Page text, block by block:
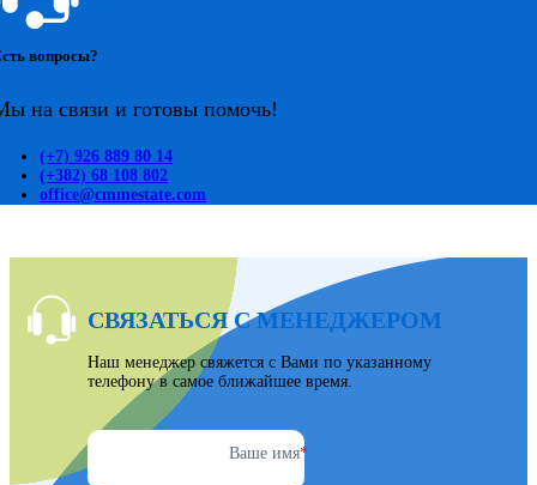
вопросы?
на связи и готовы помочь!
(+7) 926 889 80 14
(+382) 68 108 802
office@cmmestate.com
СВЯЗАТЬСЯ С МЕНЕДЖЕРОМ
Наш менеджер свяжется с Вами по указанному
телефону в самое ближайшее время.
Ваше имя*